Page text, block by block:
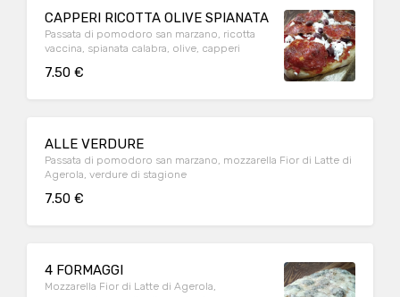
CAPPERI RICOTTA OLIVE SPIANATA
Passata di pomodoro san marzano, ricotta
vaccina, spianata calabra, olive, capperi
7.50 €
ALLE VERDURE
Passata di pomodoro san marzano, mozzarella Fior di Latte di
Agerola, verdure di stagione
7.50 €
4 FORMAGGI
Mozzarella Fior di Latte di Agerola,